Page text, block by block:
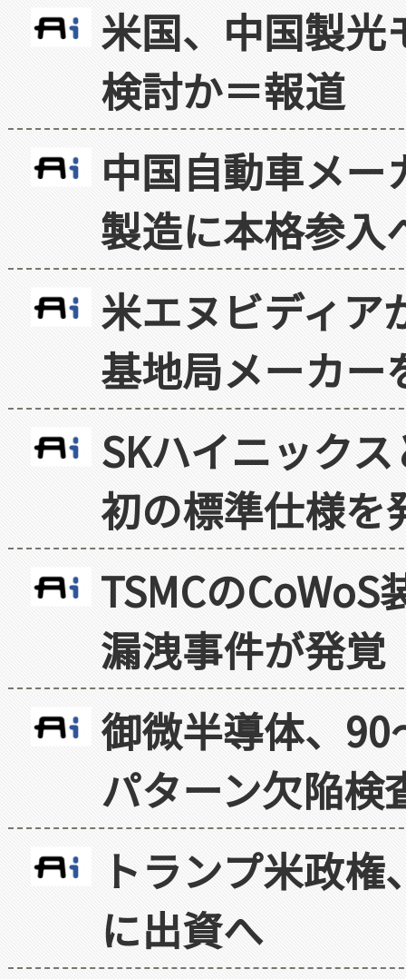
米国、中国製光
検討か＝報道
中国自動車メ
製造に本格参入
米エヌビディア
基地局メーカー
SKハイニック
初の標準仕様を
TSMCの
漏洩事件が発覚
御微半導体、
パターン欠陥検
トランプ米政
に出資へ